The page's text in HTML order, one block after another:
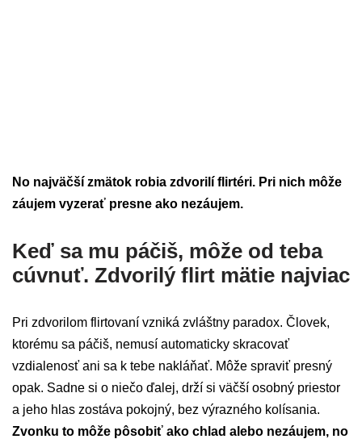
No najväčší zmätok robia zdvorilí flirtéri. Pri nich môže
záujem vyzerať presne ako nezáujem.
Keď sa mu páčiš, môže od teba
cúvnuť. Zdvorilý flirt mätie najviac
Pri zdvorilom flirtovaní vzniká zvláštny paradox. Človek,
ktorému sa páčiš, nemusí automaticky skracovať
vzdialenosť ani sa k tebe nakláňať. Môže spraviť presný
opak. Sadne si o niečo ďalej, drží si väčší osobný priestor
a jeho hlas zostáva pokojný, bez výrazného kolísania.
Zvonku to môže pôsobiť ako chlad alebo nezáujem, no